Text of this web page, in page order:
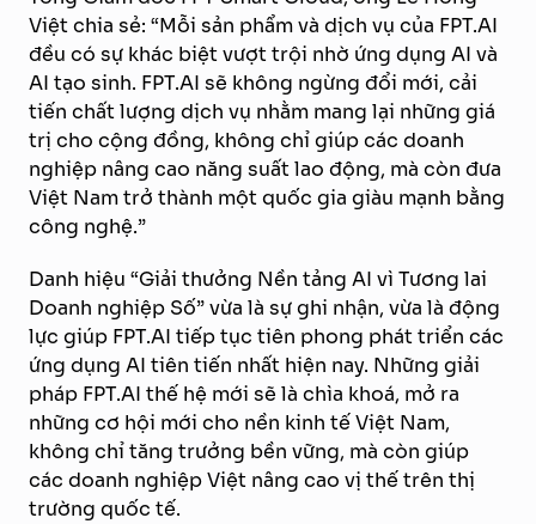
Việt chia sẻ: “Mỗi sản phẩm và dịch vụ của FPT.AI
đều có sự khác biệt vượt trội nhờ ứng dụng AI và
AI tạo sinh. FPT.AI sẽ không ngừng đổi mới, cải
tiến chất lượng dịch vụ nhằm mang lại những giá
trị cho cộng đồng, không chỉ giúp các doanh
nghiệp nâng cao năng suất lao động, mà còn đưa
Việt Nam trở thành một quốc gia giàu mạnh bằng
công nghệ.”
Danh hiệu “Giải thưởng Nền tảng AI vì Tương lai
Doanh nghiệp Số” vừa là sự ghi nhận, vừa là động
lực giúp FPT.AI tiếp tục tiên phong phát triển các
ứng dụng AI tiên tiến nhất hiện nay. Những giải
pháp FPT.AI thế hệ mới sẽ là chìa khoá, mở ra
những cơ hội mới cho nền kinh tế Việt Nam,
không chỉ tăng trưởng bền vững, mà còn giúp
các doanh nghiệp Việt nâng cao vị thế trên thị
trường quốc tế.